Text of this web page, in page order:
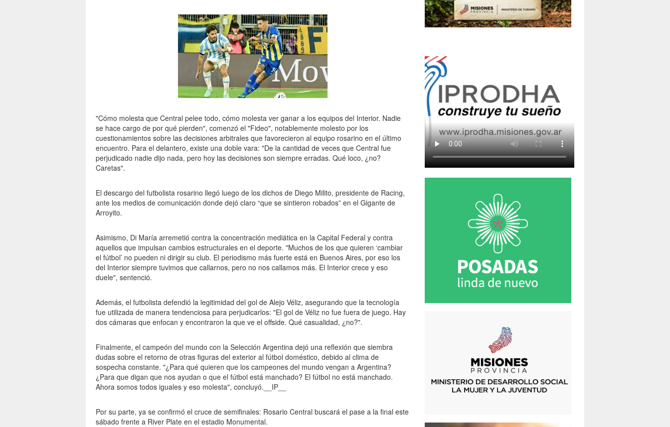
"Cómo molesta que Central pelee todo, cómo molesta ver ganar a los equipos del Interior. Nadie
se hace cargo de por qué pierden", comenzó el "Fideo", notablemente molesto por los
cuestionamientos sobre las decisiones arbitrales que favorecieron al equipo rosarino en el último
encuentro. Para el delantero, existe una doble vara: "De la cantidad de veces que Central fue
perjudicado nadie dijo nada, pero hoy las decisiones son siempre erradas. Qué loco, ¿no?
Caretas".
El descargo del futbolista rosarino llegó luego de los dichos de Diego Milito, presidente de Racing,
ante los medios de comunicación donde dejó claro “que se sintieron robados” en el Gigante de
Arroyito.
Asimismo, Di María arremetió contra la concentración mediática en la Capital Federal y contra
aquellos que impulsan cambios estructurales en el deporte. "Muchos de los que quieren ‘cambiar
el fútbol’ no pueden ni dirigir su club. El periodismo más fuerte está en Buenos Aires, por eso los
del Interior siempre tuvimos que callarnos, pero no nos callamos más. El Interior crece y eso
duele", sentenció.
Además, el futbolista defendió la legitimidad del gol de Alejo Véliz, asegurando que la tecnología
fue utilizada de manera tendenciosa para perjudicarlos: "El gol de Véliz no fue fuera de juego. Hay
dos cámaras que enfocan y encontraron la que ve el offside. Qué casualidad, ¿no?".
Finalmente, el campeón del mundo con la Selección Argentina dejó una reflexión que siembra
dudas sobre el retorno de otras figuras del exterior al fútbol doméstico, debido al clima de
sospecha constante. "¿Para qué quieren que los campeones del mundo vengan a Argentina?
¿Para que digan que nos ayudan o que el fútbol está manchado? El fútbol no está manchado.
Ahora somos todos iguales y eso molesta", concluyó.__IP__
Por su parte, ya se confirmó el cruce de semifinales: Rosario Central buscará el pase a la final este
sábado frente a River Plate en el estadio Monumental.